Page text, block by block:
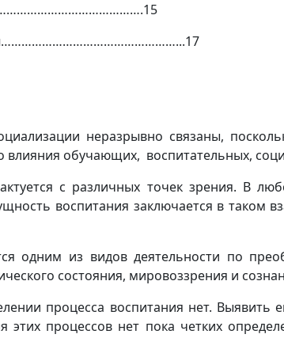
неразрывно связаны,
обучающих, воспитательных,
с различных точек зрения. В
воспитания заключается в таком
одним из видов деятельности по
состоя­ния, мировоззрения и
процесса воспитания нет.
этих процессов нет пока четких